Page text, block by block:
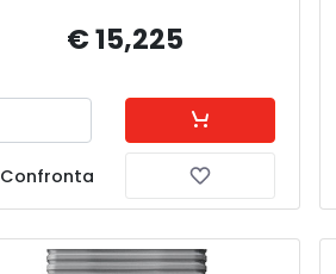
€ 15,225
Confronta